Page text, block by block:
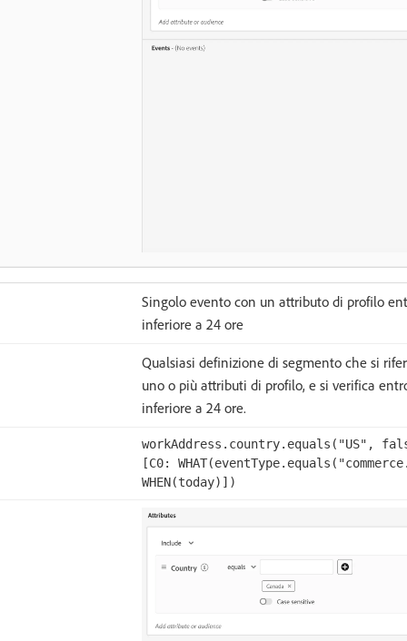
Singolo evento con un attributo di profilo
inferiore a 24 ore
Qualsiasi definizione di segmento che si
uno o più attributi di profilo, e si verifica
inferiore a 24 ore.
workAddress.country.equals("US",
[C0:
WHEN(today)])